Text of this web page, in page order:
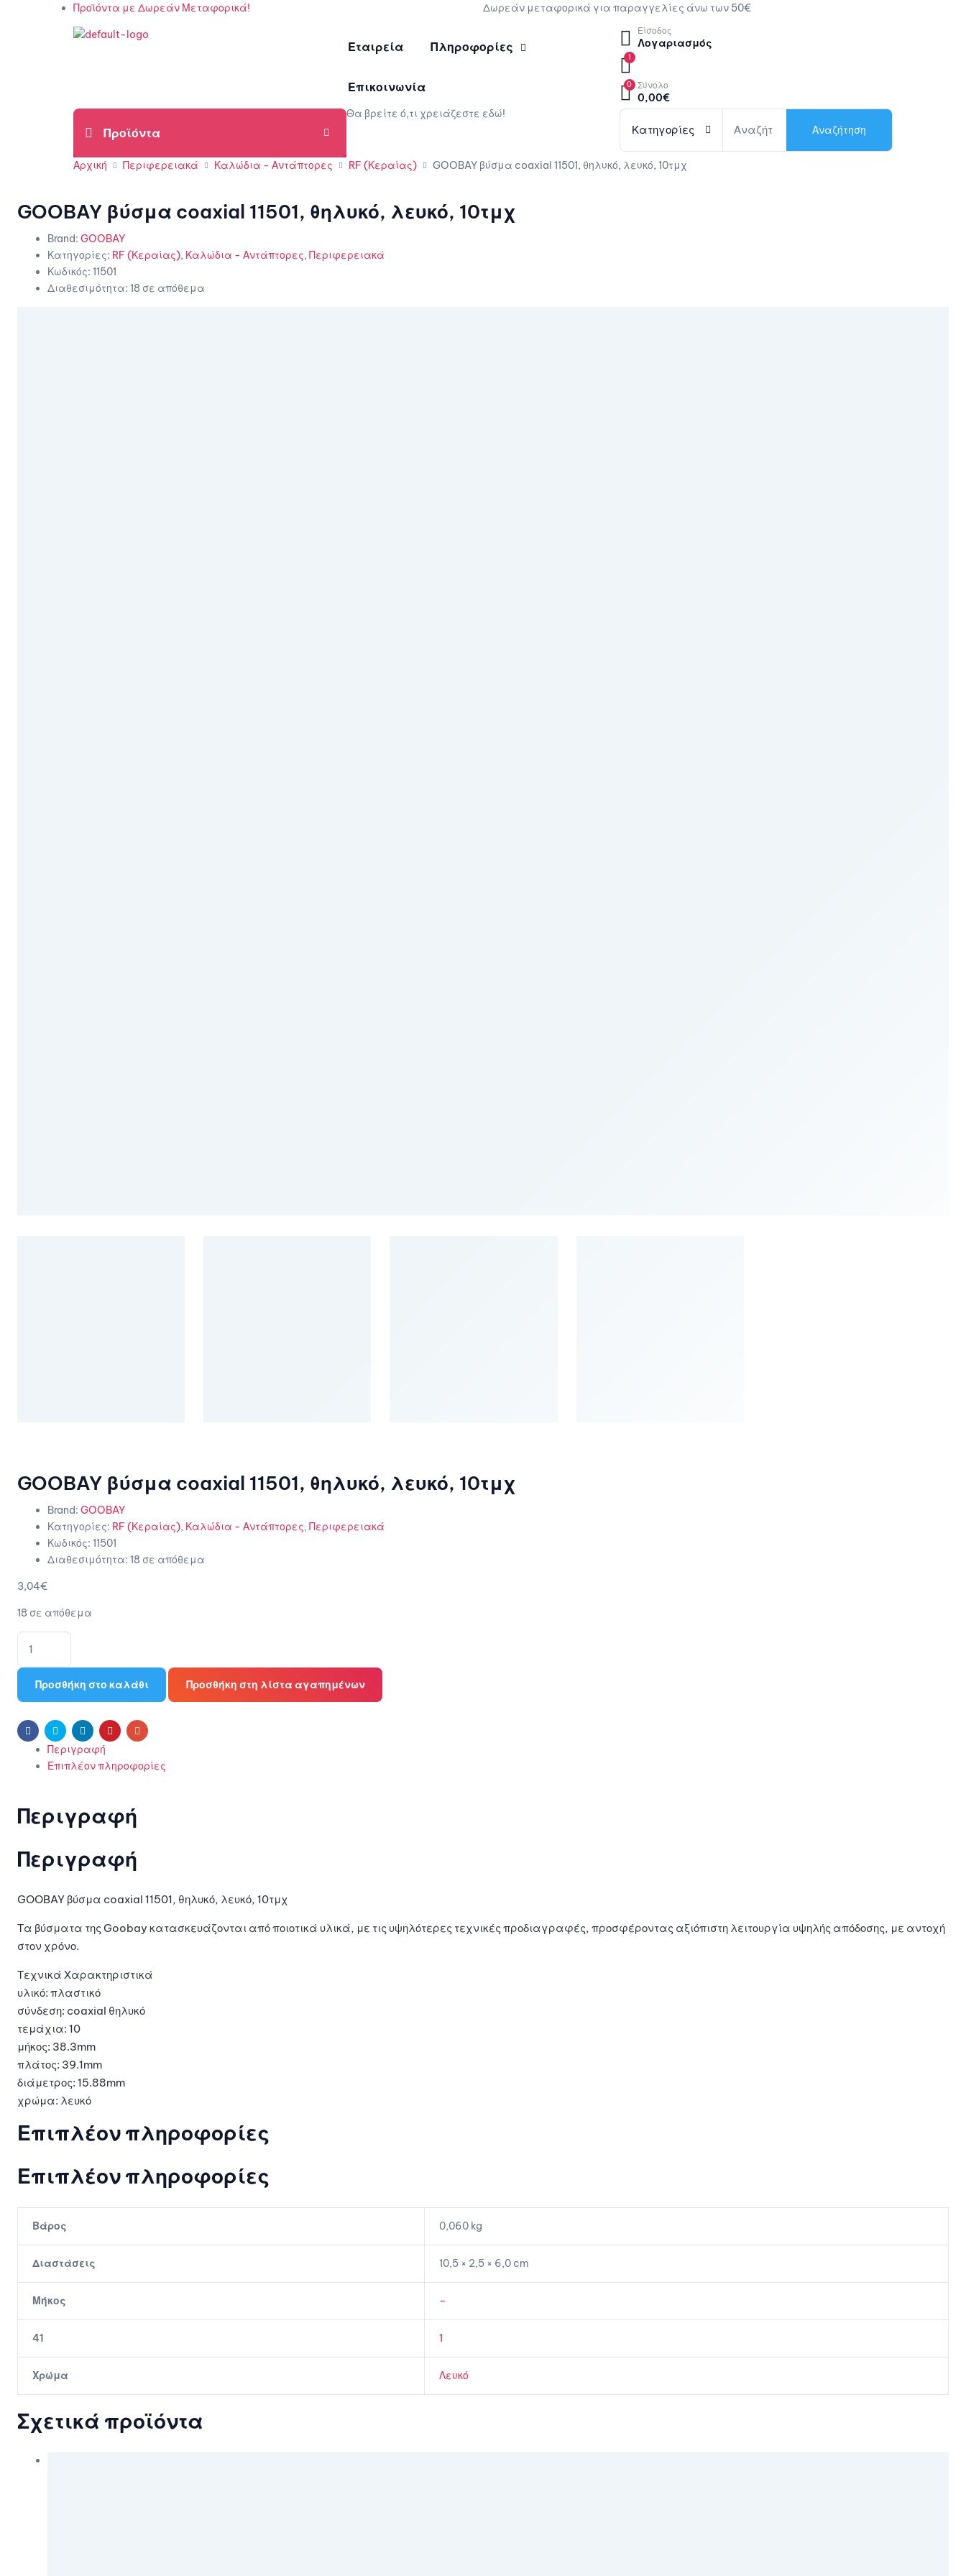
Προϊόντα με Δωρεάν Μεταφορικά! Δωρεάν μεταφορικά για παραγγελίες άνω των 50€
Εταιρεία Πληροφορίες
Επικοινωνία
Είσοδος
Λογαριασμός
1
0 Σύνολο
0,00€
Θα βρείτε ό,τι χρειάζεστε εδώ!
Κατηγορίες Αναζήτηση
Αρχική Περιφερειακά Καλώδια - Αντάπτορες RF (Κεραίας) GOOBAY βύσμα coaxial 11501, θηλυκό, λευκό, 10τμχ
GOOBAY βύσμα coaxial 11501, θηλυκό, λευκό, 10τμχ
Brand: GOOBAY
Κατηγορίες: RF (Κεραίας), Καλώδια - Αντάπτορες, Περιφερειακά
Κωδικός: 11501
Διαθεσιμότητα: 18 σε απόθεμα
GOOBAY βύσμα coaxial 11501, θηλυκό, λευκό, 10τμχ
Brand: GOOBAY
Κατηγορίες: RF (Κεραίας), Καλώδια - Αντάπτορες, Περιφερειακά
Κωδικός: 11501
Διαθεσιμότητα: 18 σε απόθεμα
3,04€
18 σε απόθεμα
Προσθήκη στο καλάθι Προσθήκη στη λίστα αγαπημένων
FacebookTwitter LinkedinPinterestEmail
Περιγραφή
Επιπλέον πληροφορίες
Περιγραφή
Περιγραφή
GOOBAY βύσμα coaxial 11501, θηλυκό, λευκό, 10τμχ
Τα βύσματα της Goobay κατασκευάζονται από ποιοτικά υλικά, με τις υψηλότερες τεχνικές προδιαγραφές, προσφέροντας αξιόπιστη λειτουργία υψηλής απόδοσης, με αντοχή
στον χρόνο.
Τεχνικά Χαρακτηριστικά
υλικό: πλαστικό
σύνδεση: coaxial θηλυκό
τεμάχια: 10
μήκος: 38.3mm
πλάτος: 39.1mm
διάμετρος: 15.88mm
χρώμα: λευκό
Επιπλέον πληροφορίες
Επιπλέον πληροφορίες
Βάρος 0,060 kg
Διαστάσεις 10,5 × 2,5 × 6,0 cm
Μήκος –
41 1
Χρώμα Λευκό
Σχετικά προϊόντα